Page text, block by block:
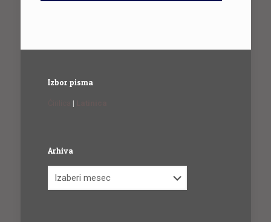
Izbor pisma
|
Arhiva